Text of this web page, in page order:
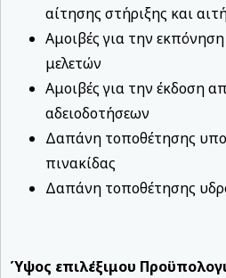
αίτησης στήριξης και
Αμοιβές για την
μελετών
Αμοιβές για την έκδοση
αδειοδοτήσεων
Δαπάνη τοποθέτησης
πινακίδας
Δαπάνη τοποθέτησης
Ύψος επιλέξιμου